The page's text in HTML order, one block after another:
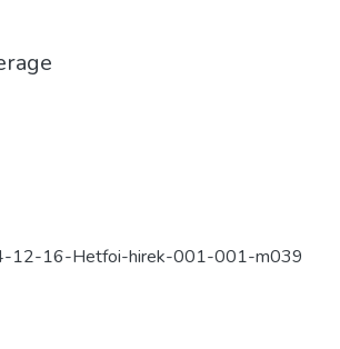
16-Hetfoi-hirek-001-001-m039